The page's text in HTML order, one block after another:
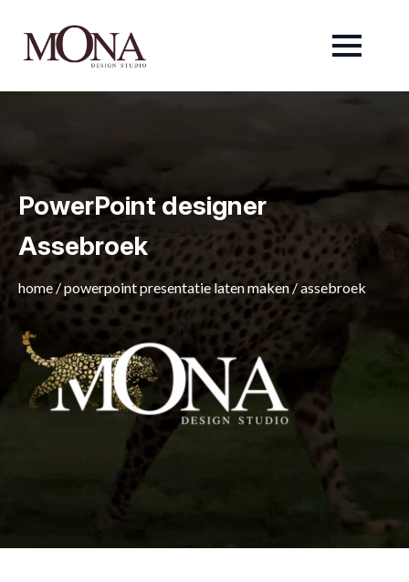
PowerPoint designer
Assebroek
home /powerpoint presentatie laten maken/assebroek